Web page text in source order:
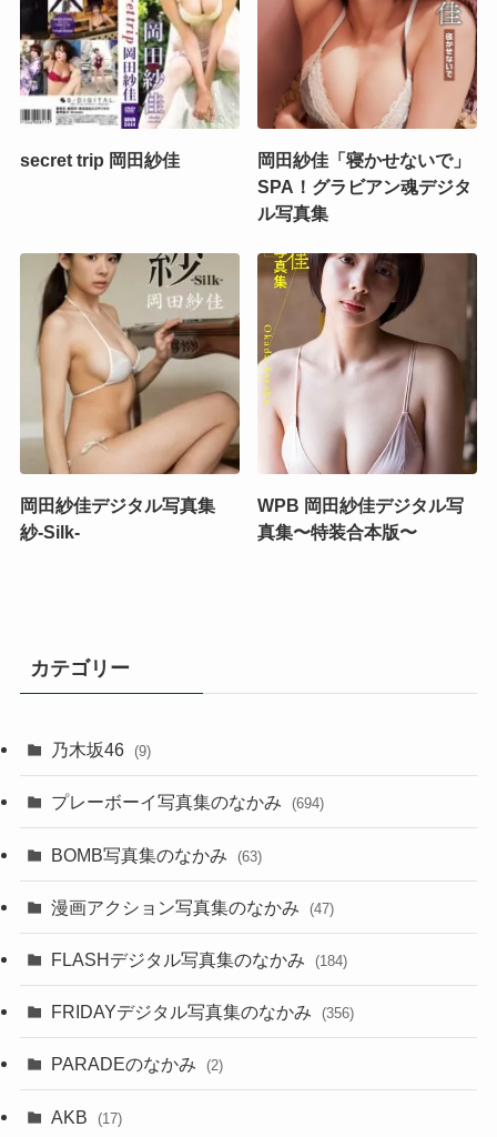
secret trip 岡田紗佳
岡田紗佳「寝かせないで」
SPA！グラビアン魂デジタ
ル写真集
岡田紗佳デジタル写真集
紗-Silk-
WPB 岡田紗佳デジタル写
真集〜特装合本版〜
カテゴリー
乃木坂46 (9)
プレーボーイ写真集のなかみ (694)
BOMB写真集のなかみ (63)
漫画アクション写真集のなかみ (47)
FLASHデジタル写真集のなかみ (184)
FRIDAYデジタル写真集のなかみ (356)
PARADEのなかみ (2)
AKB (17)